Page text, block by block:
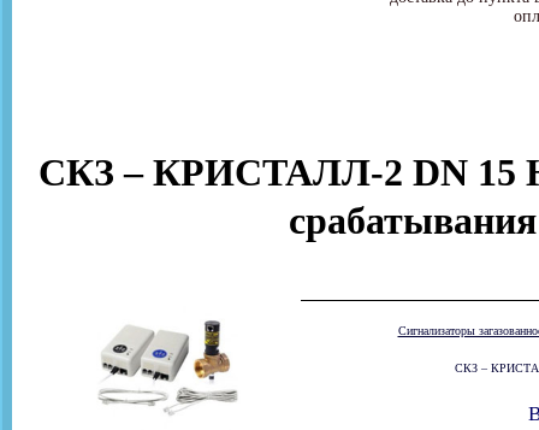
СКЗ – КРИСТАЛЛ-2 DN 15
Сигнализаторы
СКЗ –